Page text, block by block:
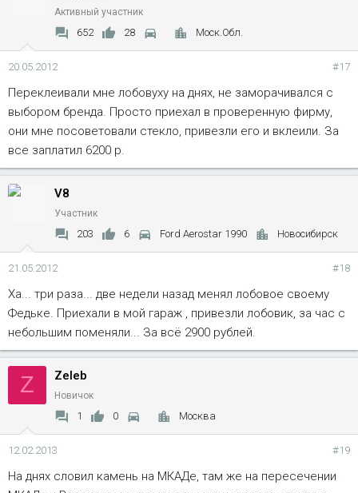
Активный участник
652 28 Моск.Обл.
20.05.2012 #17
Переклеивали мне лобовуху на днях, не заморачивался с
выбором бренда. Просто приехал в проверенную фирму,
они мне посоветовали стекло, привезли его и вклеили. За
все заплатил 6200 р.
V8
Участник
203 6 Ford Aerostar 1990 Новосибирск
21.05.2012 #18
Ха... три раза... две недели назад менял лобовое своему
Федьке. Приехали в мой гараж , привезли лобовик, за час с
небольшим поменяли... За всё 2900 рублей.
Z Zeleb
Новичок
1 0 Москва
12.02.2013 #19
На днях словил камень на МКАДе, там же на пересечении